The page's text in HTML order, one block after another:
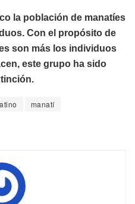
la población de manatíes
Con el propósito de
son más los individuos
este grupo ha sido
manatí